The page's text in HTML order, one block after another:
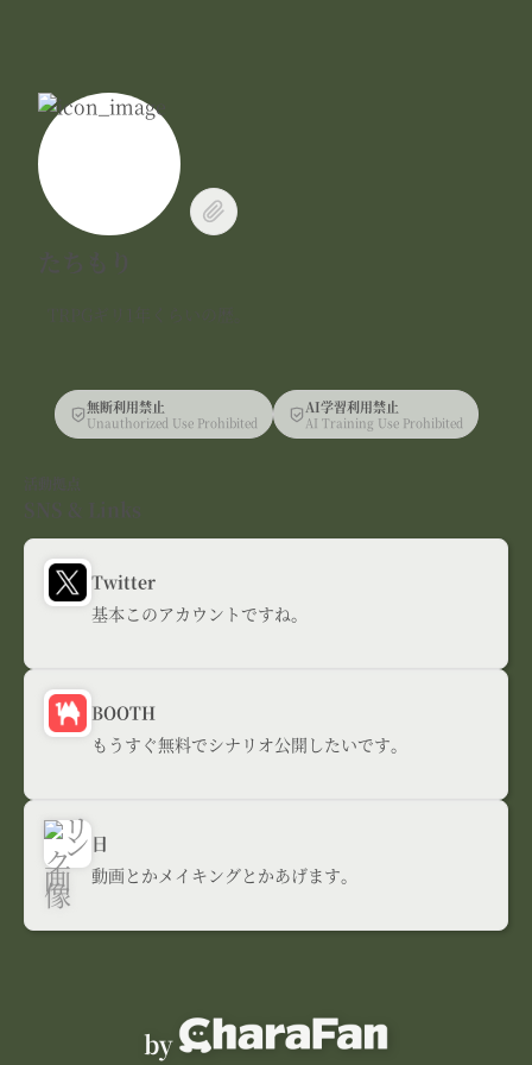
無断利用禁止
Unauthorized Use Prohibited
AI学習利用禁止
AI Training Use Prohibited
Twitter
基本このアカウントですね。
BOOTH
もうすぐ無料でシナリオ公開したいです。
日
動画とかメイキングとかあげます。
by